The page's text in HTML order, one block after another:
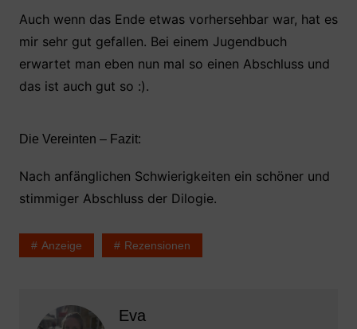
Auch wenn das Ende etwas vorhersehbar war, hat es
mir sehr gut gefallen. Bei einem Jugendbuch
erwartet man eben nun mal so einen Abschluss und
das ist auch gut so :).
Die Vereinten – Fazit:
Nach anfänglichen Schwierigkeiten ein schöner und
stimmiger Abschluss der Dilogie.
Anzeige Rezensionen
Eva